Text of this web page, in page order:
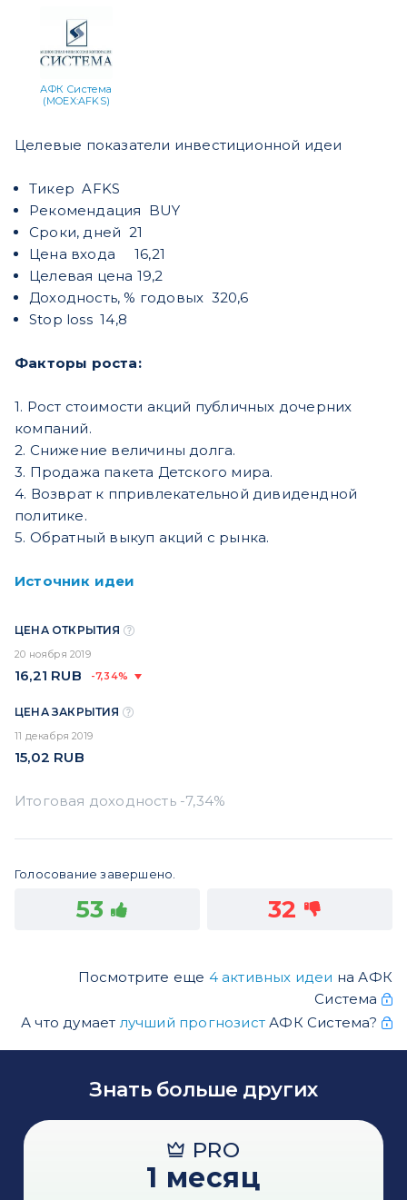
АФК Система
(MOEX:AFKS)
Целевые показатели инвестиционной идеи
Тикер AFKS
Рекомендация BUY
Сроки, дней 21
Цена входа 16,21
Целевая цена 19,2
Доходность, % годовых 320,6
Stop loss 14,8
Факторы роста:
1. Рост стоимости акций публичных дочерних
компаний.
2. Снижение величины долга.
3. Продажа пакета Детского мира.
4. Возврат к ппривлекательной дивидендной
политике.
5. Обратный выкуп акций с рынка.
Источник идеи
ЦЕНА ОТКРЫТИЯ
20 ноября 2019
16,21 RUB -7,34%
ЦЕНА ЗАКРЫТИЯ
11 декабря 2019
15,02 RUB
Голосование завершено.
53 32
Посмотрите еще 4 активных идеи на АФК
Система
А что думает лучший прогнозистАФК Система?
Знать больше других
PRO
1 месяц